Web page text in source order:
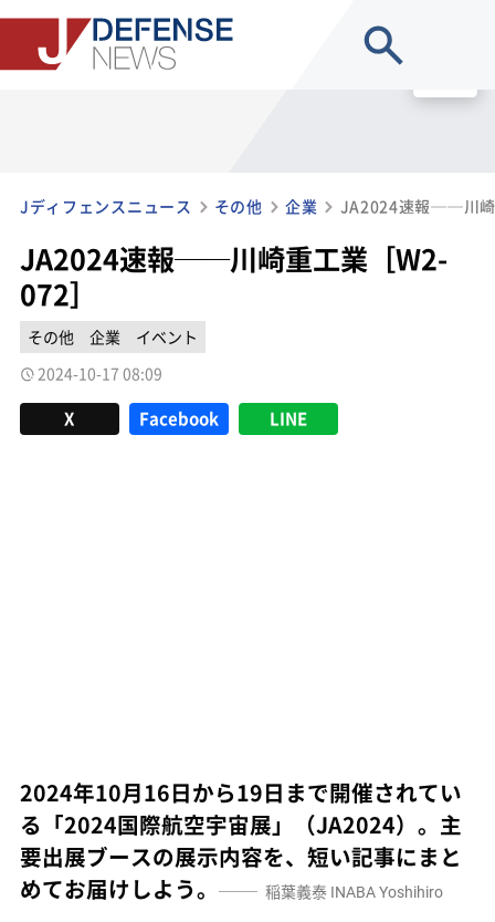
Jディフェンスニュース その他 企業 JA2024速報──川
JA2024速報──川崎重工業［W2-
072］
その他 企業
イベント
2024-10-17 08:09
X Facebook LINE
2024年10月16日から19日まで開催されてい
る「2024国際航空宇宙展」（JA2024）。主
要出展ブースの展示内容を、短い記事にまと
めてお届けしよう。
稲葉義泰 INABA Yoshihiro